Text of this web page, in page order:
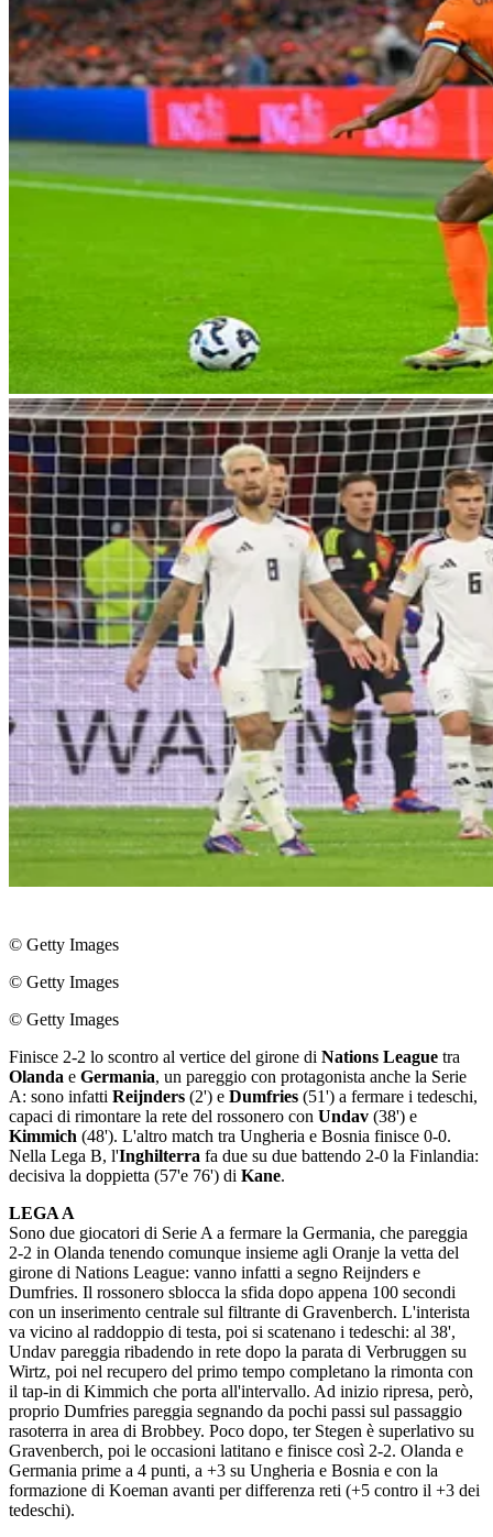
© Getty Images
© Getty Images
© Getty Images
Finisce 2-2 lo scontro al vertice del girone di Nations League tra
Olanda e Germania, un pareggio con protagonista anche la Serie
A: sono infatti Reijnders (2') e Dumfries (51') a fermare i tedeschi,
capaci di rimontare la rete del rossonero con Undav (38') e
Kimmich (48'). L'altro match tra Ungheria e Bosnia finisce 0-0.
Nella Lega B, l'Inghilterra fa due su due battendo 2-0 la Finlandia:
decisiva la doppietta (57'e 76') di Kane.
LEGA A
Sono due giocatori di Serie A a fermare la Germania, che pareggia
2-2 in Olanda tenendo comunque insieme agli Oranje la vetta del
girone di Nations League: vanno infatti a segno Reijnders e
Dumfries. Il rossonero sblocca la sfida dopo appena 100 secondi
con un inserimento centrale sul filtrante di Gravenberch. L'interista
va vicino al raddoppio di testa, poi si scatenano i tedeschi: al 38',
Undav pareggia ribadendo in rete dopo la parata di Verbruggen su
Wirtz, poi nel recupero del primo tempo completano la rimonta con
il tap-in di Kimmich che porta all'intervallo. Ad inizio ripresa, però,
proprio Dumfries pareggia segnando da pochi passi sul passaggio
rasoterra in area di Brobbey. Poco dopo, ter Stegen è superlativo su
Gravenberch, poi le occasioni latitano e finisce così 2-2. Olanda e
Germania prime a 4 punti, a +3 su Ungheria e Bosnia e con la
formazione di Koeman avanti per differenza reti (+5 contro il +3 dei
tedeschi).